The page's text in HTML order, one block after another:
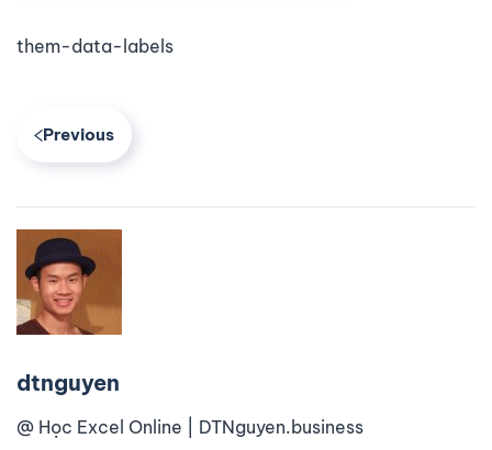
them-data-labels
Previous
dtnguyen
@ Học Excel Online | DTNguyen.business